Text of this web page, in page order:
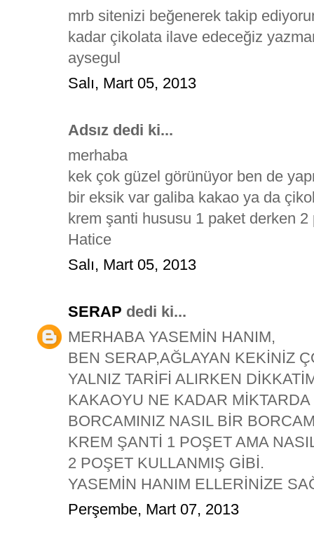
mrb sitenizi beğenerek takip
kadar çikolata ilave edeceğiz
aysegul
Salı, Mart 05, 2013
Adsız dedi ki...
merhaba
kek çok güzel görünüyor ben de
bir eksik var galiba kakao ya da
krem şanti hususu 1 paket derken 2
Hatice
Salı, Mart 05, 2013
SERAP dedi ki...
MERHABA YASEMİN HANIM,
BEN SERAP,AĞLAYAN KEKİNİZ
YALNIZ TARİFİ ALIRKEN
KAKAOYU NE KADAR
BORCAMINIZ NASIL BİR
KREM ŞANTİ 1 POŞET AMA
2 POŞET KULLANMIŞ GİBİ.
YASEMİN HANIM ELLERİNİZE
Perşembe, Mart 07, 2013